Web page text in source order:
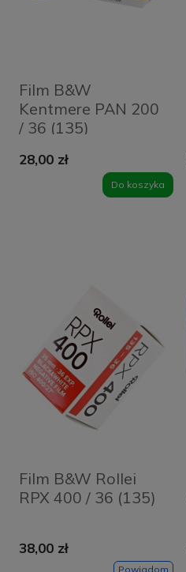
Film B&W
Kentmere PAN 200
/ 36 (135)
28,00 zł
Do koszyka
Film B&W Rollei
RPX 400 / 36 (135)
38,00 zł
Powiadom